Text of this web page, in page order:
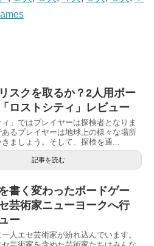
スクを取るか？2人用ボー
ロストシティ」レビュー
ィ」ではプレイヤーは探検者となりま
るプレイヤーは地球上の様々な場所
ましょう。そして、探検を通...
記事を読む
書く変わったボードゲー
芸術家ニューヨークへ行
ー
人エセ芸術家が紛れ込んでいます。